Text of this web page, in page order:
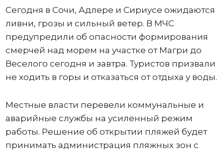
Сегодня в Сочи, Адлере и Сириусе ожидаются
ливни, грозы и сильный ветер. В МЧС
предупредили об опасности формирования
смерчей над морем на участке от Магри до
Веселого сегодня и завтра. Туристов призвали
не ходить в горы и отказаться от отдыха у воды.
Местные власти перевели коммунальные и
аварийные службы на усиленный режим
работы. Решение об открытии пляжей будет
принимать администрация пляжных зон с